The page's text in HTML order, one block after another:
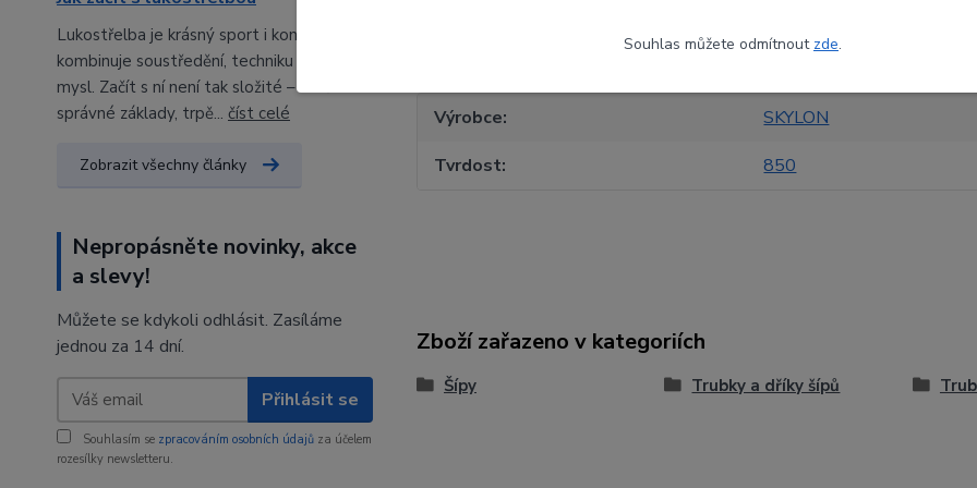
Lukostřelba je krásný sport i koníček, který
kombinuje soustředění, techniku a klidnou
mysl. Začít s ní není tak složité – stačí
správné základy, trpě... číst celé
Zobrazit všechny články
Nepropásněte novinky, akce
a slevy!
Můžete se kdykoli odhlásit. Zasíláme
jednou za 14 dní.
Přihlásit se
Souhlasím se zpracováním osobních údajů za účelem
rozesílky newsletteru.
Výrobce
SKYLON
Tvrdost
850
Zboží zařazeno v kategoriích
Šípy Trubky a dříky šípů
Souhlas můžete odmítnout zde.